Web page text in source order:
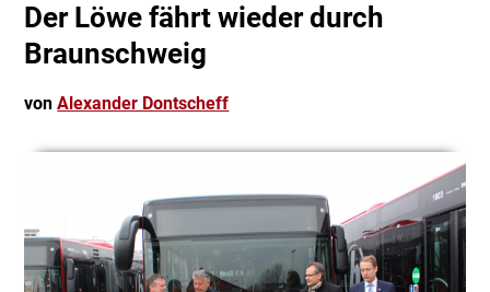
Der Löwe fährt wieder durch
Braunschweig
vonAlexander Dontscheff